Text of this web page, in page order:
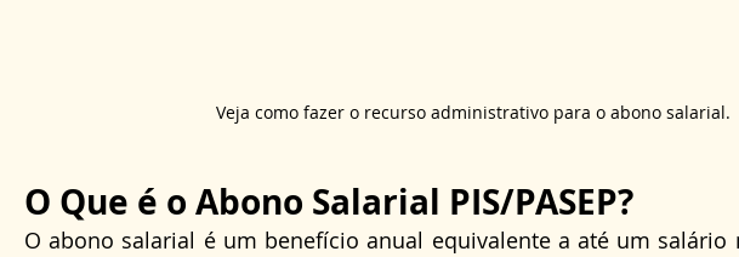
Veja como fazer o recurso administrativo para o abono salarial.
O Que é o Abono Salarial PIS/PASEP?
O abono salarial é um benefício anual equivalente a até um salário